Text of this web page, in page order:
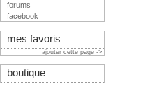
forums
facebook
mes favoris
ajouter cette page ->
boutique